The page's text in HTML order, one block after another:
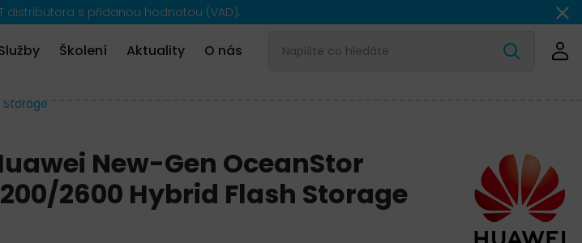
distributora s přidanou hodnotou (VAD).
Školení Aktuality O nás
New-Gen OceanStor
2600 Hybrid Flash Storage